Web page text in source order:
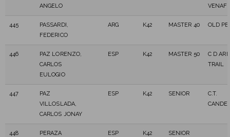
ANGELO
445
PASSARDI,
FEDERICO
ARG K42 MASTER 40 OLD
446
PAZ LORENZO,
CARLOS
EULOGIO
ESP K42 MASTER 50
C D
TRAIL
447
PAZ
VILLOSLADA,
CARLOS JONAY
ESP K42 SENIOR
C.T.
448 PERAZA ESP K42 SENIOR